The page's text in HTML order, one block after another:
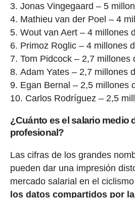
Jonas Vingegaard – 5
Mathieu van der Poel – 4
Wout van Aert – 4 millones
Primoz Roglic – 4 millones
Tom Pidcock – 2,7 millones
Adam Yates – 2,7 millones
Egan Bernal – 2,5 millones
Carlos Rodríguez – 2,5
¿Cuánto es el salario medio
profesional?
Las cifras de los grandes
pueden dar una impresión
mercado salarial en el
los datos compartidos por